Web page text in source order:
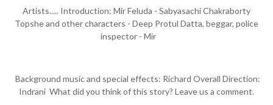
Artists..... Introduction: Mir Feluda - Sabyasachi Chakraborty
Topshe and other characters - Deep Protul Datta, beggar, police
inspector - Mir
Background music and special effects: Richard Overall Direction:
Indrani What did you think of this story? Leave us a comment.